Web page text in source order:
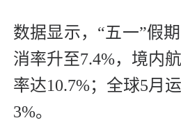
数据显示，“五一”假
消率升至7.4%，境内
率达10.7%；全球5月
3%。